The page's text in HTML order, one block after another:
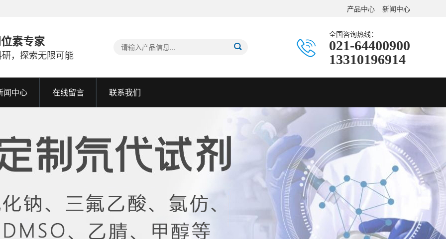
产品中心 新闻中心
素专家
，探索无限可能
全国咨询热线：
021-64400900
13310196914
闻中心 在线留言 联系我们